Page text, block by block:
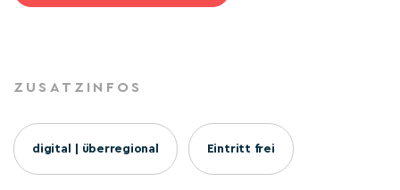
ZUSATZINFOS
digital | überregional Eintritt frei